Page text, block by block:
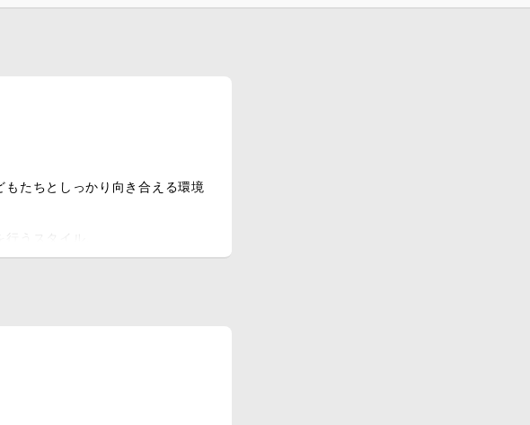
たちとしっかり向き合える環境
うスタイル。
からスタートできます♪